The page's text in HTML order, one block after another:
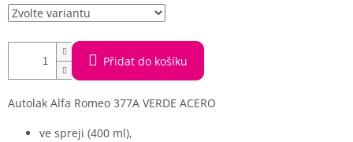
Přidat do košíku
Autolak Alfa Romeo 377A VERDE ACERO
ve spreji (400 ml),